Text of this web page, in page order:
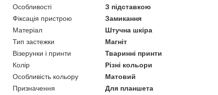
Особливості
З підставкою
Фіксація пристрою
Замикання
Матеріал
Штучна шкіра
Тип застежки
Магніт
Візерунки і принти
Тваринні принти
Колір
Різні кольори
Особливість кольору
Матовий
Призначення
Для планшета